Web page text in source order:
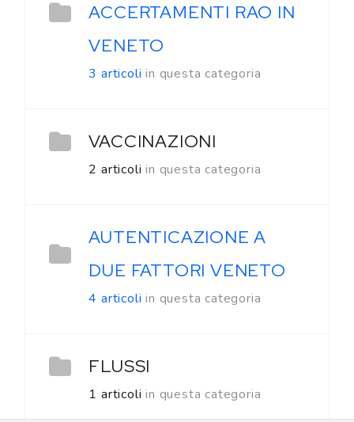
ACCERTAMENTI RAO IN
VENETO
3 articoliin questa categoria
VACCINAZIONI
2 articoliin questa categoria
AUTENTICAZIONE A
DUE FATTORI VENETO
4 articoliin questa categoria
FLUSSI
1 articoliin questa categoria